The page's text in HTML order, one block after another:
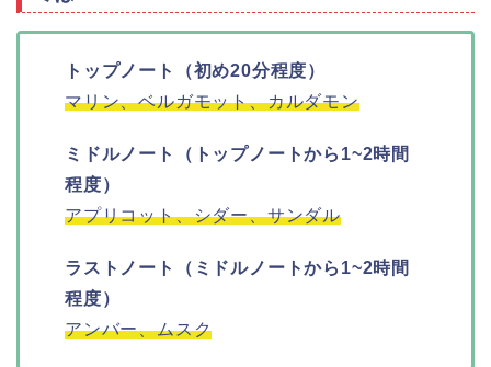
トップノート（初め20分程度）
マリン、ベルガモット、カルダモン
ミドルノート（トップノートから1~2時間
程度）
アプリコット、シダー、サンダル
ラストノート（ミドルノートから1~2時間
程度）
アンバー、ムスク